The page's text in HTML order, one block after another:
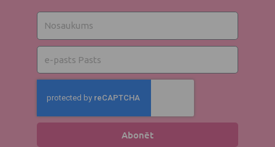
El.
pasts
Abonēt